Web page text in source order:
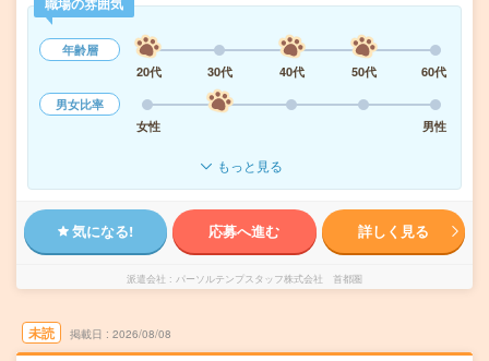
年齢層
20代
30代 40代 50代
60代
男女比率
女性
男性
もっと見る
気になる! 応募へ進む 詳しく見る
派遣会社 パーソルテンプスタッフ株式会社 首都圏
未読 掲載日 2026/08/08